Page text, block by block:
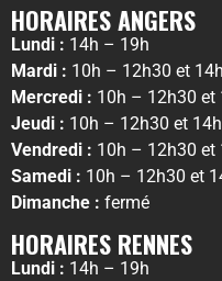
HORAIRES ANGERS
Lundi : 14h – 19h
Mardi : 10h – 12h30 et
Mercredi : 10h – 12h30 et
Jeudi : 10h – 12h30 et
Vendredi : 10h – 12h30 et
Samedi : 10h – 12h30 et
Dimanche : fermé
HORAIRES RENNES
Lundi : 14h – 19h